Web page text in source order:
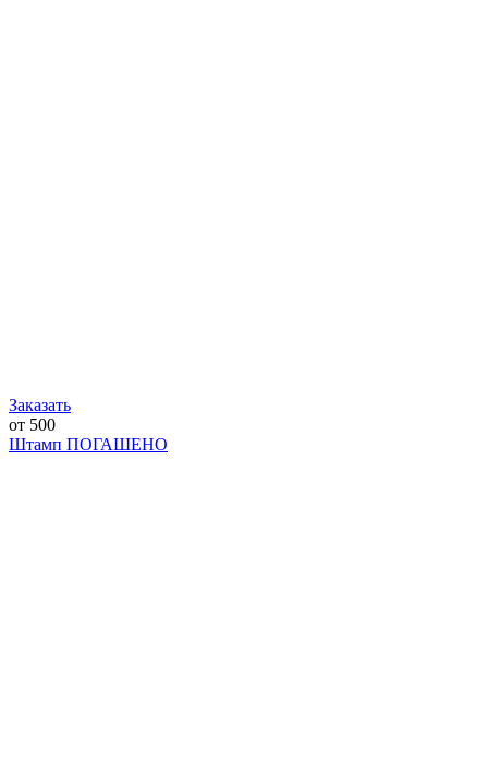
Заказать
от 500
Штамп ПОГАШЕНО